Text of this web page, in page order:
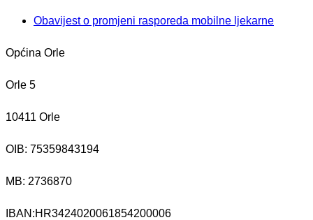
Obavijest o promjeni rasporeda mobilne ljekarne
Općina Orle
Orle 5
10411 Orle
OIB: 75359843194
MB: 2736870
IBAN:HR3424020061854200006